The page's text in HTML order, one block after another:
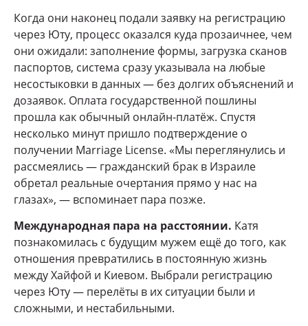
Когда они наконец подали заявку на регистрацию
через Юту, процесс оказался куда прозаичнее, чем
они ожидали: заполнение формы, загрузка сканов
паспортов, система сразу указывала на любые
несостыковки в данных — без долгих объяснений и
дозаявок. Оплата государственной пошлины
прошла как обычный онлайн-платёж. Спустя
несколько минут пришло подтверждение о
получении Marriage License. «Мы переглянулись и
рассмеялись — гражданский брак в Израиле
обретал реальные очертания прямо у нас на
глазах», — вспоминает пара позже.
Международная пара на расстоянии. Катя
познакомилась с будущим мужем ещё до того, как
отношения превратились в постоянную жизнь
между Хайфой и Киевом. Выбрали регистрацию
через Юту — перелёты в их ситуации были и
сложными, и нестабильными.